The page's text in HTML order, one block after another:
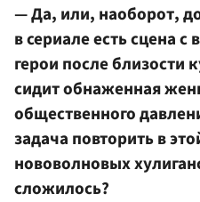
— Да, или, наоборот,
в сериале есть сцена
герои после близости
сидит обнаженная
общественного
задача повторить в
нововолновых
сложилось?